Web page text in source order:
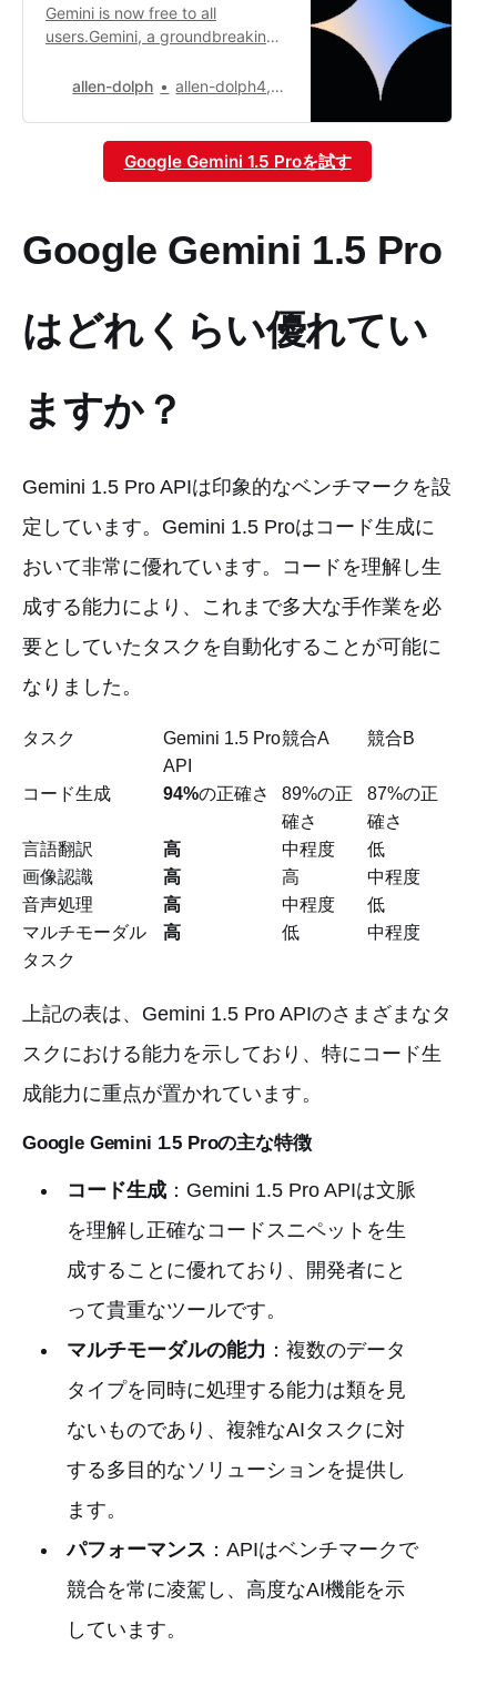
Gemini is now free to all
users.Gemini, a groundbreaking
seamlessly operates across
images, video, audio, and code.
allen-dolph allen-dolph4,642
Google Gemini 1.5 Proを試す
Google Gemini 1.5 Pro
はどれくらい優れてい
ますか？
Gemini 1.5 Pro APIは印象的なベンチマークを設
定しています。Gemini 1.5 Proはコード生成に
おいて非常に優れています。コードを理解し生
成する能力により、これまで多大な手作業を必
要としていたタスクを自動化することが可能に
なりました。
タスク
Gemini 1.5 Pro
API
競合A 競合B
コード生成 94%の正確さ
89%の正
確さ
87%の正
確さ
言語翻訳
高 中程度
低
画像認識
高 高
中程度
音声処理
高 中程度
低
マルチモーダル
タスク
高 低 中程度
上記の表は、Gemini 1.5 Pro APIのさまざまなタ
スクにおける能力を示しており、特にコード生
成能力に重点が置かれています。
Google Gemini 1.5 Proの主な特徴
コード生成：Gemini 1.5 Pro APIは文脈
を理解し正確なコードスニペットを生
成することに優れており、開発者にと
って貴重なツールです。
マルチモーダルの能力 ：複数のデータ
タイプを同時に処理する能力は類を見
ないものであり、複雑なAIタスクに対
する多目的なソリューションを提供し
ます。
パフォーマンス ：APIはベンチマークで
競合を常に凌駕し、高度なAI機能を示
しています。